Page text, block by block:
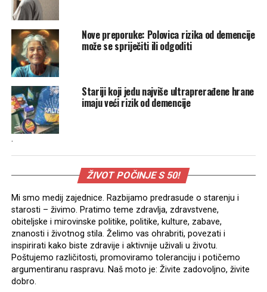
Nove preporuke: Polovica rizika od demencije
može se spriječiti ili odgoditi
Stariji koji jedu najviše ultraprerađene hrane
imaju veći rizik od demencije
.
ŽIVOT POČINJE S 50!
Mi smo medij zajednice. Razbijamo predrasude o starenju i
starosti – živimo. Pratimo teme zdravlja, zdravstvene,
obiteljske i mirovinske politike, politike, kulture, zabave,
znanosti i životnog stila. Želimo vas ohrabriti, povezati i
inspirirati kako biste zdravije i aktivnije uživali u životu.
Poštujemo različitosti, promoviramo toleranciju i potičemo
argumentiranu raspravu. Naš moto je: Živite zadovoljno, živite
dobro.